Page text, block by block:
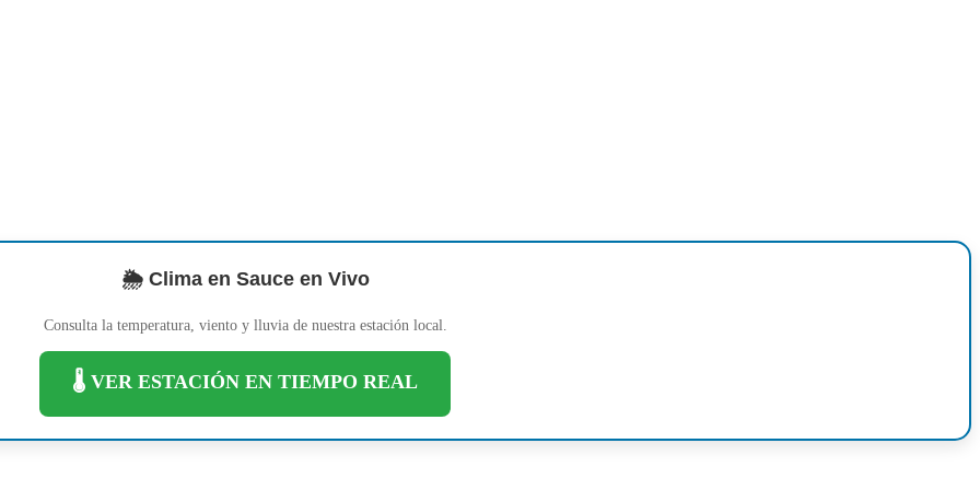
🌦️ Clima en Sauce en Vivo
Consulta la temperatura, viento y lluvia de nuestra estación local.
🌡️ VER ESTACIÓN EN TIEMPO REAL